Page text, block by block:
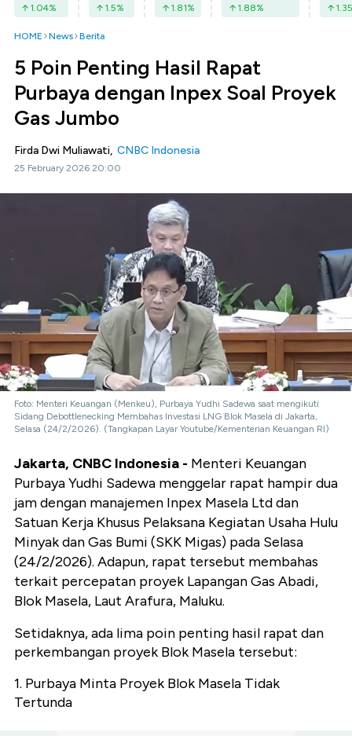
1.04% 1.5% 1.81% 1.88% 1.35
HOME News Berita
5 Poin Penting Hasil Rapat
Purbaya dengan Inpex Soal Proyek
Gas Jumbo
Firda Dwi Muliawati, CNBC Indonesia
25 February 2026 20:00
Foto: Menteri Keuangan (Menkeu), Purbaya Yudhi Sadewa saat mengikuti
Sidang Debottlenecking Membahas Investasi LNG Blok Masela di Jakarta,
Selasa (24/2/2026). (Tangkapan Layar Youtube/Kementerian Keuangan RI)
Jakarta, CNBC Indonesia - Menteri Keuangan
Purbaya Yudhi Sadewa menggelar rapat hampir dua
jam dengan manajemen Inpex Masela Ltd dan
Satuan Kerja Khusus Pelaksana Kegiatan Usaha Hulu
Minyak dan Gas Bumi (SKK Migas) pada Selasa
(24/2/2026). Adapun, rapat tersebut membahas
terkait percepatan proyek Lapangan Gas Abadi,
Blok Masela, Laut Arafura, Maluku.
Setidaknya, ada lima poin penting hasil rapat dan
perkembangan proyek Blok Masela tersebut:
1. Purbaya Minta Proyek Blok Masela Tidak
Tertunda